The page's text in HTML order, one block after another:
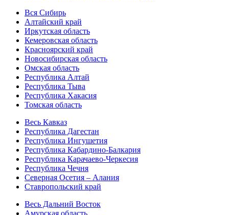
Вся Сибирь
Алтайский край
Иркутская область
Кемеровская область
Красноярский край
Новосибирская область
Омская область
Республика Алтай
Республика Тыва
Республика Хакасия
Томская область
Весь Кавказ
Республика Дагестан
Республика Ингушетия
Республика Кабардино-Балкария
Республика Карачаево-Черкесия
Республика Чечня
Северная Осетия – Алания
Ставропольский край
Весь Дальний Восток
Амурская область